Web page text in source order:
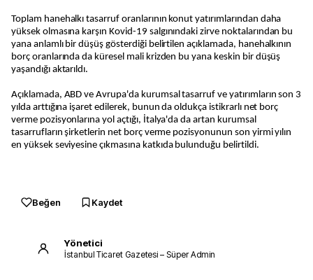
Toplam hanehalkı tasarruf oranlarının konut yatırımlarından daha
yüksek olmasına karşın Kovid-19 salgınındaki zirve noktalarından bu
yana anlamlı bir düşüş gösterdiği belirtilen açıklamada, hanehalkının
borç oranlarında da küresel mali krizden bu yana keskin bir düşüş
yaşandığı aktarıldı.
Açıklamada, ABD ve Avrupa'da kurumsal tasarruf ve yatırımların son 3
yılda arttığına işaret edilerek, bunun da oldukça istikrarlı net borç
verme pozisyonlarına yol açtığı, İtalya'da da artan kurumsal
tasarrufların şirketlerin net borç verme pozisyonunun son yirmi yılın
en yüksek seviyesine çıkmasına katkıda bulunduğu belirtildi.
Beğen Kaydet
Yönetici
İstanbul Ticaret Gazetesi – Süper Admin